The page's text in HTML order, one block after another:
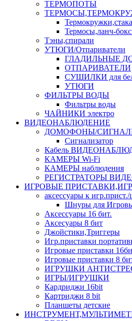
ТЕРМОПОТЫ
Термосы,ланч-
Тэны,спирали
УТЮГИ/Отпариватели
ГЛАДИЛЬНЫЕ
ОТПАРИВАТЕЛИ
СУШИЛКИ для
УТЮГИ
ФИЛЬТРЫ ВОДЫ
Фильтры воды
ЧАЙНИКИ электро
ВИДЕОНАБЛЮДЕНИЕ
ДОМОФОНЫ/
Сигнализатор
Кабель
КАМЕРЫ Wi-Fi
КАМЕРЫ наблюдения
РЕГИСТРАТОРЫ
ИГРОВЫЕ
аксесcуары к
Шнуры для
Аксессуары 16 бит.
Аксесуары 8 бит
Джойстики,Триггеры
Игр.приставки
Игровые приставки
Игровые приставки 8
ИГРУШКИ
ИГРЫ/ИГРУШКИ
Кардриджи 16bit
Картриджи 8 bit
Планшеты детские